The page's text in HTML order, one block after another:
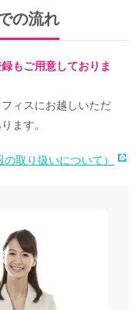
の流れ
もご用意しておりま
ィスにお越しいただ
ます。
の取り扱いについて）